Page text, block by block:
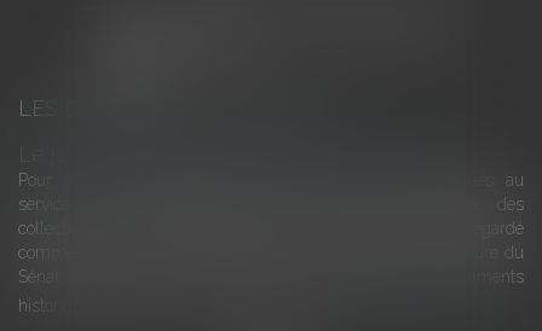
LES DERNIÈRES ACTUALITÉS
Le joug léger des monuments historiques
Pour une gestion patrimoniale des monuments historiques au
service du développement économique et touristique des
collectivités Le monument historique a longtemps été regardé
comme une charge. Le rapport que la commission de la culture du
Sénat a consacré, en juillet 2026, à la gestion des monuments
historiques invite à y voir aussi une ressour...